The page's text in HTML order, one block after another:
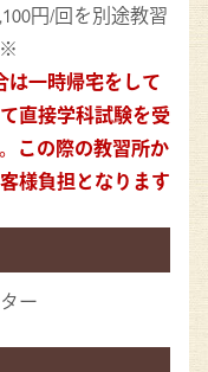
円/回を別途教習
※
一時帰宅をして
直接学科試験を受
この際の教習所か
様負担となります
ー